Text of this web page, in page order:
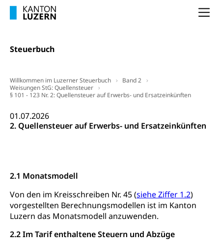
Steuerbuch
Willkommen im Luzerner Steuerbuch
Band 2
Weisungen StG: Quellensteuer
§ 101 - 123 Nr. 2: Quellensteuer auf Erwerbs- und Ersatzeinkünften
01.07.2026
2. Quellensteuer auf Erwerbs- und Ersatzeinkünften
2.1 Monatsmodell
Von den im Kreisschreiben Nr. 45 (siehe Ziffer 1.2)
vorgestellten Berechnungsmodellen ist im Kanton
Luzern das Monatsmodell anzuwenden.
2.2 Im Tarif enthaltene Steuern und Abzüge
Krankenversicherung
Krankenkasse
Prämienverbilligung (WAS Luzern)
Kranken- und Unfallversicherung
sichere Lebensmittel, Lebensmittelkontrolle,
Lebensmittelhygiene, Produktesicherheit
Prävention
Kantonales Tabakpräventionsprogramm
Gesundheitsförderung
Prävention (Polizei)
Sozialversicherungen, Sozialpolitik,
Arbeitslosenversicherung,
Mutterschaftsversicherung, Krankenversicherung,
Sozialhilfe